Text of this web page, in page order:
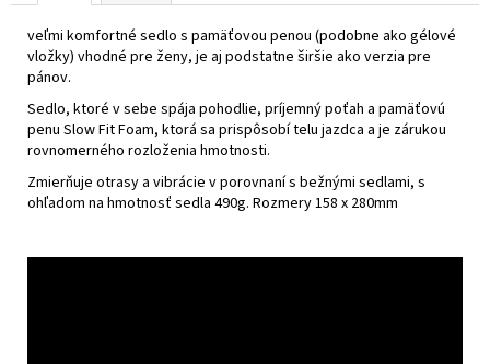
veľmi komfortné sedlo s pamäťovou penou (podobne ako gélové
vložky) vhodné pre ženy, je aj podstatne širšie ako verzia pre
pánov.
Sedlo, ktoré v sebe spája pohodlie, príjemný poťah a pamäťovú
penu Slow Fit Foam, ktorá sa prispôsobí telu jazdca a je zárukou
rovnomerného rozloženia hmotnosti.
Zmierňuje otrasy a vibrácie v porovnaní s bežnými sedlami, s
ohľadom na hmotnosť sedla 490g. Rozmery 158 x 280mm
CRUSSIS
E-
FULL
11.11-
(800
WH)
AVINOX
2026
€4
790